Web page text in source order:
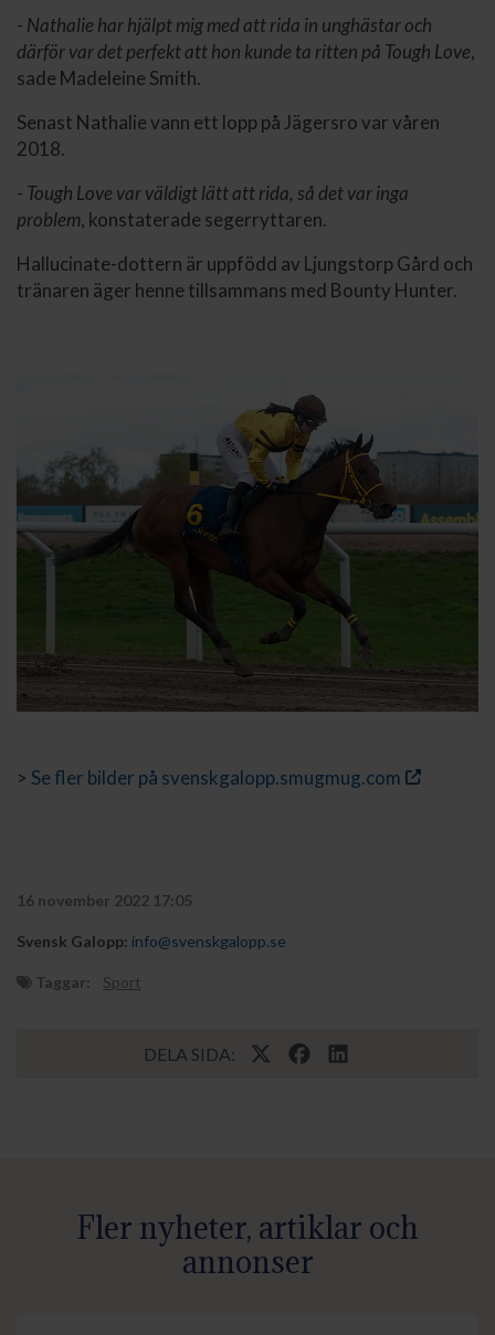
- Nathalie har hjälpt mig med att rida in unghästar och
därför var det perfekt att hon kunde ta ritten på Tough Love,
sade Madeleine Smith.
Senast Nathalie vann ett lopp på Jägersro var våren
2018.
- Tough Love var väldigt lätt att rida, så det var inga
problem, konstaterade segerryttaren.
Hallucinate-dottern är uppfödd av Ljungstorp Gård och
tränaren äger henne tillsammans med Bounty Hunter.
> Se fler bilder på svenskgalopp.smugmug.com
16 november 2022 17:05
Svensk Galopp: info@svenskgalopp.se
Taggar: Sport
DELA SIDA:
Fler nyheter, artiklar och
annonser